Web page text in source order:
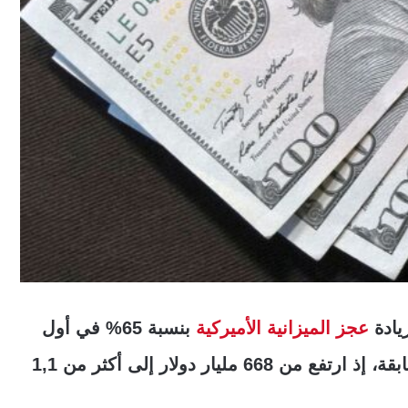
عجز الميزانية الأميركية
بنسبة 65% في أول
ستة أشهر من السنة المالية مقارنة بالسنة السابقة، إذ ارتفع من 668 مليار دولار إلى أكثر من 1,1